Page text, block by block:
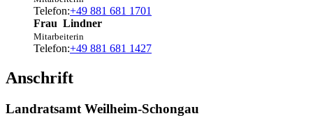
Telefon:+49 881 681 1701
Frau Lindner
Mitarbeiterin
Telefon:+49 881 681 1427
Anschrift
Landratsamt Weilheim-Schongau